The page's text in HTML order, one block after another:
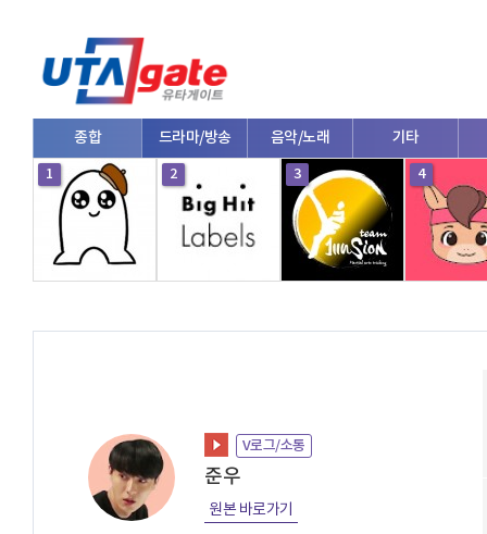
종합 드라마/방송 음악/노래 기타
1 2 3 4
V로그/소통
준우
원본 바로가기